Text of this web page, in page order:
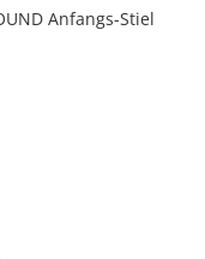
Anfangs-Stiel